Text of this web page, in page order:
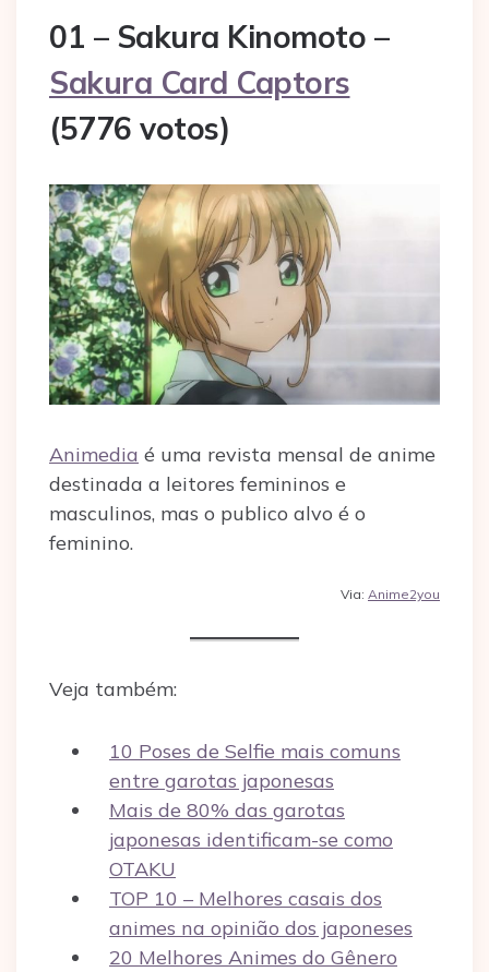
01 – Sakura Kinomoto –
Sakura Card Captors
(5776 votos)
Animedia é uma revista mensal de anime
destinada a leitores femininos e
masculinos, mas o publico alvo é o
feminino.
Via: Anime2you
Veja também:
10 Poses de Selfie mais comuns
entre garotas japonesas
Mais de 80% das garotas
japonesas identificam-se como
OTAKU
TOP 10 – Melhores casais dos
animes na opinião dos japoneses
20 Melhores Animes do Gênero